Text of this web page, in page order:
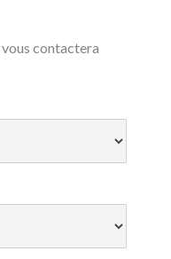
contactera